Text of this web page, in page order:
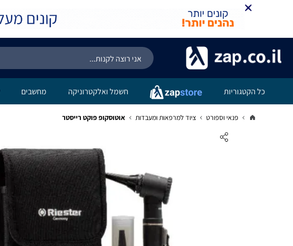
כל הקטגוריות חשמל ואלקטרוניקה מחשבים
פנאי וספורט ציוד למרפאות ומעבדות אוטוסקופ פוקט רייסטר